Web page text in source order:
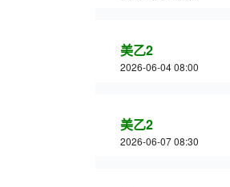
美乙2
2026-06-04 08:00
美乙2
2026-06-07 08:30